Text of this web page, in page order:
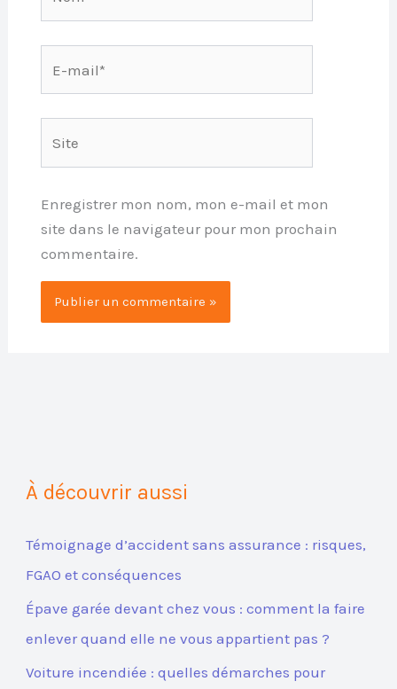
mail*
Enregistrer mon nom, mon e-mail et mon
site dans le navigateur pour mon prochain
commentaire.
À découvrir aussi
Témoignage d’accident sans assurance : risques,
FGAO et conséquences
Épave garée devant chez vous : comment la faire
enlever quand elle ne vous appartient pas ?
Voiture incendiée : quelles démarches pour